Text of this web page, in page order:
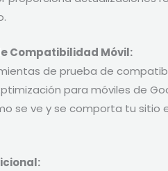
Compatibilidad Móvil:
de prueba de
para móviles de
se ve y se comporta tu sitio